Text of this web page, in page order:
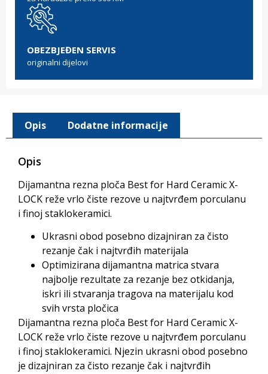
OBEZBJEĐEN SERVIS
originalni dijelovi
Opis Dodatne informacije
Opis
Dijamantna rezna ploča Best for Hard Ceramic X-
LOCK reže vrlo čiste rezove u najtvrđem porculanu
i finoj staklokeramici.
Ukrasni obod posebno dizajniran za čisto
rezanje čak i najtvrđih materijala
Optimizirana dijamantna matrica stvara
najbolje rezultate za rezanje bez otkidanja,
iskri ili stvaranja tragova na materijalu kod
svih vrsta pločica
Dijamantna rezna ploča Best for Hard Ceramic X-
LOCK reže vrlo čiste rezove u najtvrđem porculanu
i finoj staklokeramici. Njezin ukrasni obod posebno
je dizajniran za čisto rezanje čak i najtvrđih